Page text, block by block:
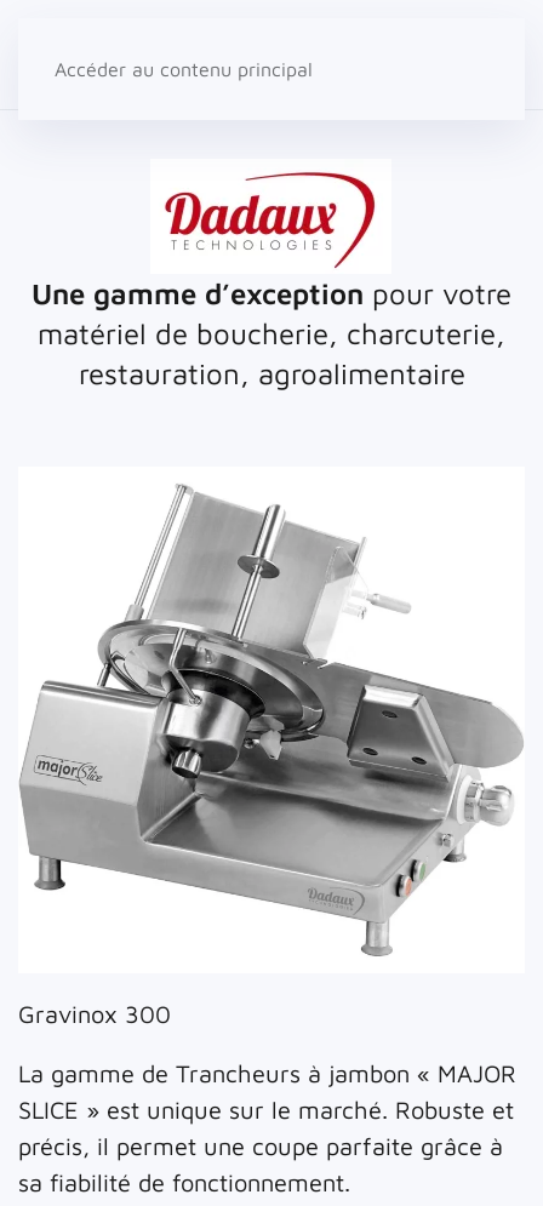
Accéder au contenu principal
Une gamme d’exception pour votre
matériel de boucherie, charcuterie,
restauration, agroalimentaire
Gravinox 300
La gamme de Trancheurs à jambon « MAJOR
SLICE » est unique sur le marché. Robuste et
précis, il permet une coupe parfaite grâce à
sa fiabilité de fonctionnement.